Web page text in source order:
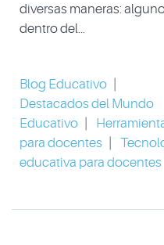
diversas maneras:
dentro del...
Blog Educativo
Destacados del Mundo
Educativo
para docentes
educativa para docentes